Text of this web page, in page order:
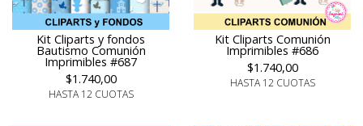
Kit Cliparts y fondos
Bautismo Comunión
Imprimibles #687
$1.740,00
HASTA 12 CUOTAS
Kit Cliparts Comunión
Imprimibles #686
$1.740,00
HASTA 12 CUOTAS